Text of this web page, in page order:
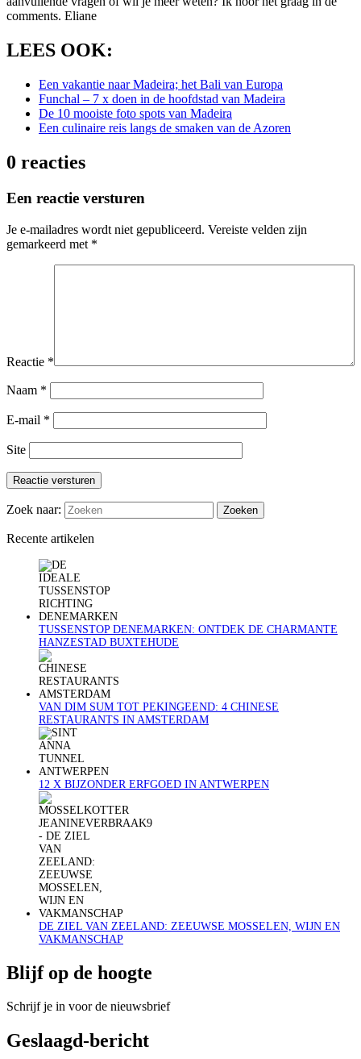
comments. Eliane
LEES OOK:
Een vakantie naar Madeira; het Bali van Europa
Funchal – 7 x doen in de hoofdstad van Madeira
De 10 mooiste foto spots van Madeira
Een culinaire reis langs de smaken van de Azoren
0 reacties
Een reactie versturen
Je e-mailadres wordt niet gepubliceerd. Vereiste velden zijn
gemarkeerd met *
Reactie *
Naam *
E-mail *
Site
Reactie versturen
Zoek naar:
Recente artikelen
TUSSENSTOP DENEMARKEN: ONTDEK DE CHARMANTE
HANZESTAD BUXTEHUDE
VAN DIM SUM TOT PEKINGEEND: 4 CHINESE
RESTAURANTS IN AMSTERDAM
12 X BIJZONDER ERFGOED IN ANTWERPEN
DE ZIEL VAN ZEELAND: ZEEUWSE MOSSELEN, WIJN EN
VAKMANSCHAP
Blijf op de hoogte
Schrijf je in voor de nieuwsbrief
Geslaagd-bericht